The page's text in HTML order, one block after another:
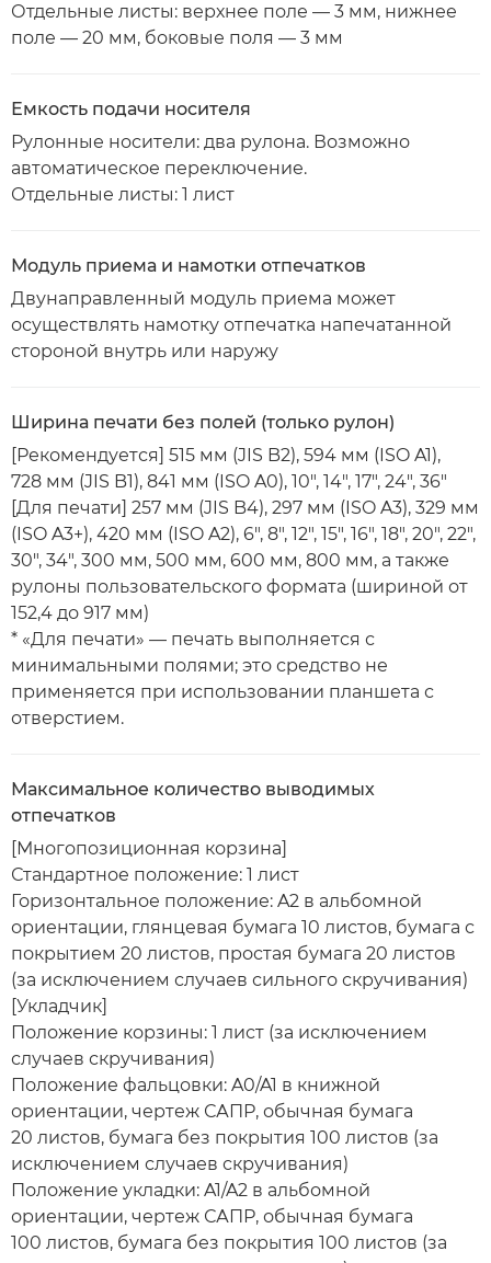
Отдельные листы: верхнее поле — 3 мм, нижнее
поле — 20 мм, боковые поля — 3 мм
Емкость подачи носителя
Рулонные носители: два рулона. Возможно
автоматическое переключение.
Отдельные листы: 1 лист
Модуль приема и намотки отпечатков
Двунаправленный модуль приема может
осуществлять намотку отпечатка напечатанной
стороной внутрь или наружу
Ширина печати без полей (только рулон)
[Рекомендуется] 515 мм (JIS B2), 594 мм (ISO A1),
728 мм (JIS B1), 841 мм (ISO A0), 10", 14", 17", 24", 36"
[Для печати] 257 мм (JIS B4), 297 мм (ISO A3), 329 мм
(ISO A3+), 420 мм (ISO A2), 6", 8", 12", 15", 16", 18", 20", 22",
30", 34", 300 мм, 500 мм, 600 мм, 800 мм, а также
рулоны пользовательского формата (шириной от
152,4 до 917 мм)
* «Для печати» — печать выполняется с
минимальными полями; это средство не
применяется при использовании планшета с
отверстием.
Максимальное количество выводимых
отпечатков
[Многопозиционная корзина]
Стандартное положение: 1 лист
Горизонтальное положение: A2 в альбомной
ориентации, глянцевая бумага 10 листов, бумага с
покрытием 20 листов, простая бумага 20 листов
(за исключением случаев сильного скручивания)
[Укладчик]
Положение корзины: 1 лист (за исключением
случаев скручивания)
Положение фальцовки: A0/A1 в книжной
ориентации, чертеж САПР, обычная бумага
20 листов, бумага без покрытия 100 листов (за
исключением случаев скручивания)
Положение укладки: A1/A2 в альбомной
ориентации, чертеж САПР, обычная бумага
100 листов, бумага без покрытия 100 листов (за